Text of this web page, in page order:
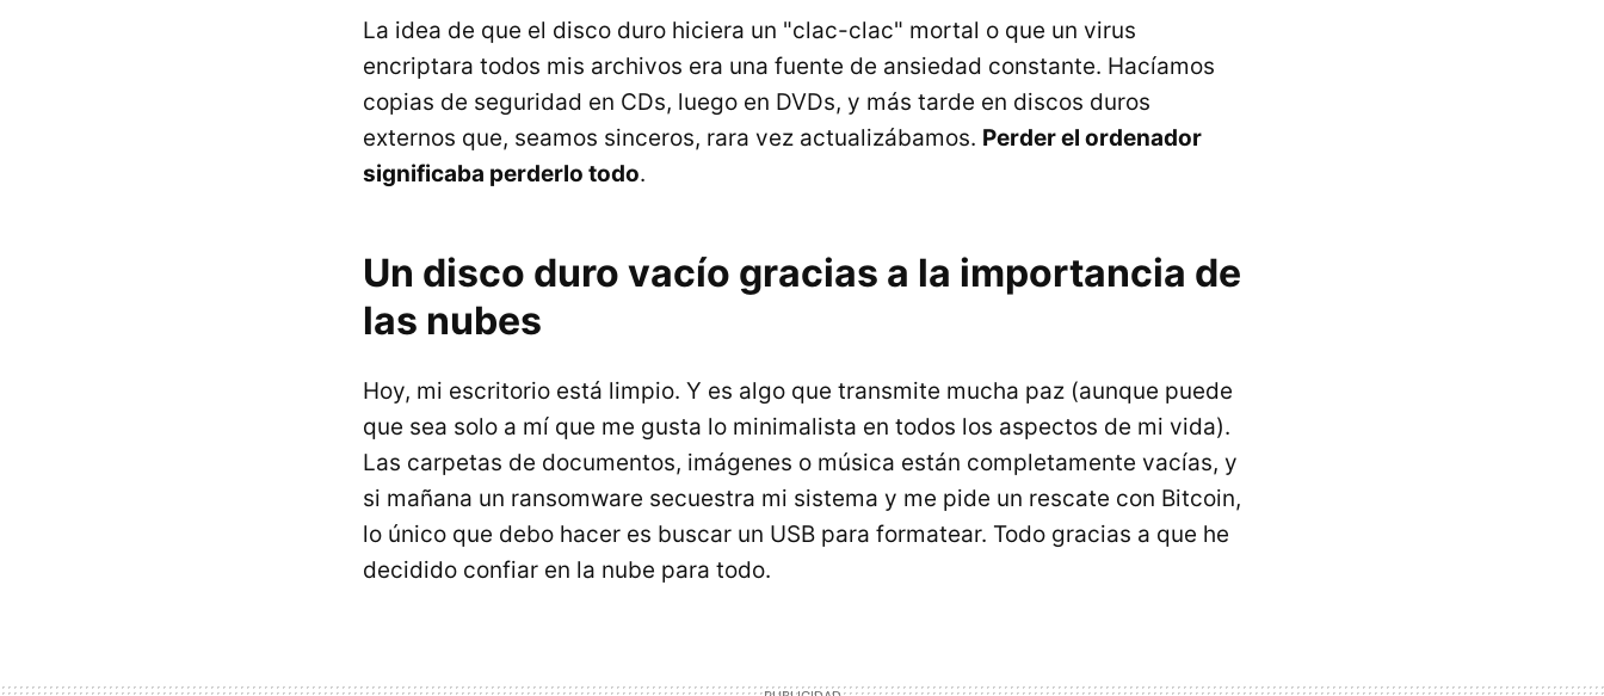
La idea de que el disco duro hiciera un "clac-clac" mortal o que un virus
encriptara todos mis archivos era una fuente de ansiedad constante. Hacíamos
copias de seguridad en CDs, luego en DVDs, y más tarde en discos duros
externos que, seamos sinceros, rara vez actualizábamos. Perder el ordenador
significaba perderlo todo.
Un disco duro vacío gracias a la importancia de
las nubes
Hoy, mi escritorio está limpio. Y es algo que transmite mucha paz (aunque puede
que sea solo a mí que me gusta lo minimalista en todos los aspectos de mi vida).
Las carpetas de documentos, imágenes o música están completamente vacías, y
si mañana un ransomware secuestra mi sistema y me pide un rescate con Bitcoin,
lo único que debo hacer es buscar un USB para formatear. Todo gracias a que he
decidido confiar en la nube para todo.